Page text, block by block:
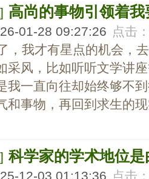
] 高尚的事物引领着
01-28 09:27:26 点击
，我才有星点的机会，
采风，比如听听文学讲
我一直向往却始终够不
和事物，再回到求生的
] 科学家的学术地位
12-03 01:13:36 点击